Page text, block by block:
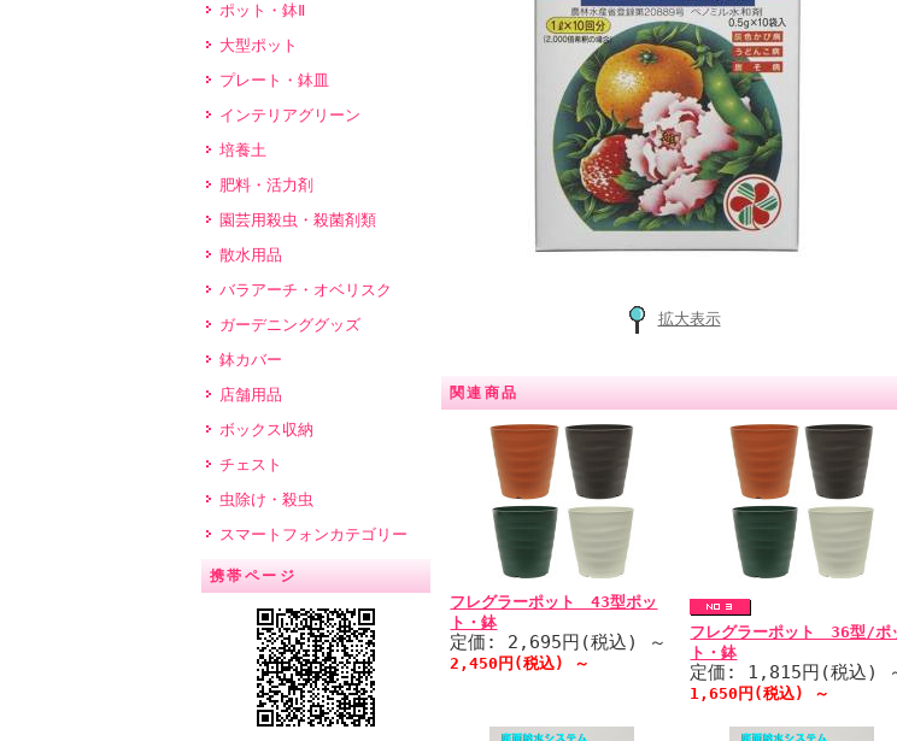
ポット・鉢Ⅱ
大型ポット
プレート・鉢皿
インテリアグリーン
培養土
肥料・活力剤
園芸用殺虫・殺菌剤類
散水用品
バラアーチ・オベリスク
ガーデニンググッズ
鉢カバー
店舗用品
ボックス収納
チェスト
虫除け・殺虫
スマートフォンカテゴリー
携帯ページ
拡大表示
関連商品
フレグラーポット 43型ポッ
ト・鉢
定価: 2,695円(税込) ～
2,450円(税込) ～
フレグラーポット 36型/ポ
ト・鉢
定価: 1,815円(税込)
1,650円(税込) ～